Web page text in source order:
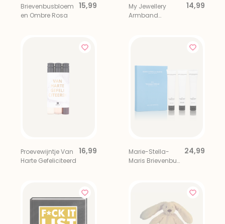
Brievenbusbloem
en Ombre Rosa
15,99
My Jewellery
Armband
14,99
Proevewijntje Van
Harte Gefeliciteerd
16,99
Marie-Stella-
Maris Brievenbus
24,99